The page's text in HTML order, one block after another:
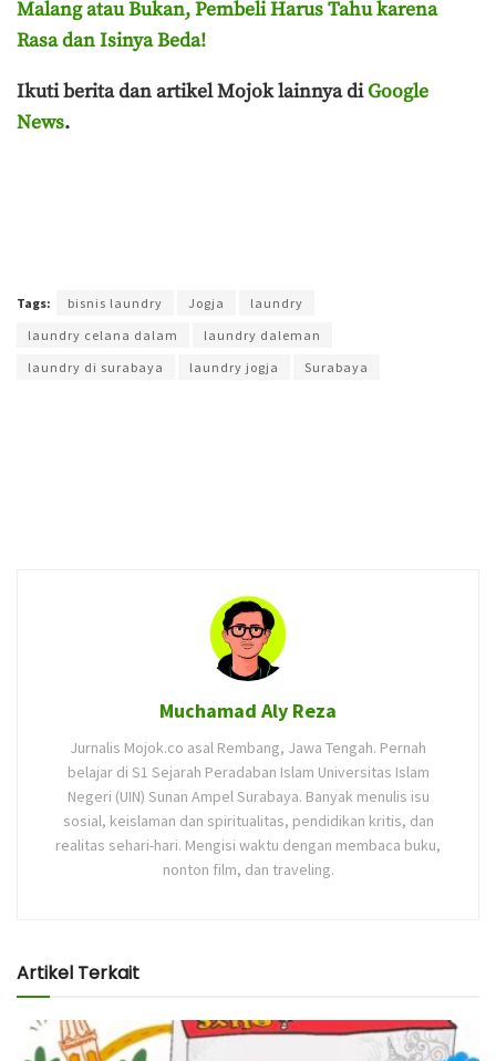
Malang atau Bukan, Pembeli Harus Tahu karena
Rasa dan Isinya Beda!
Ikuti berita dan artikel Mojok lainnya diGoogle
News.
Tags: bisnis laundry Jogja
laundry
laundry celana dalam
laundry daleman
laundry di surabaya
laundry jogja Surabaya
Muchamad Aly Reza
Jurnalis Mojok.co asal Rembang, Jawa Tengah. Pernah
belajar di S1 Sejarah Peradaban Islam Universitas Islam
Negeri (UIN) Sunan Ampel Surabaya. Banyak menulis isu
sosial, keislaman dan spiritualitas, pendidikan kritis, dan
realitas sehari-hari. Mengisi waktu dengan membaca buku,
nonton film, dan traveling.
Artikel Terkait